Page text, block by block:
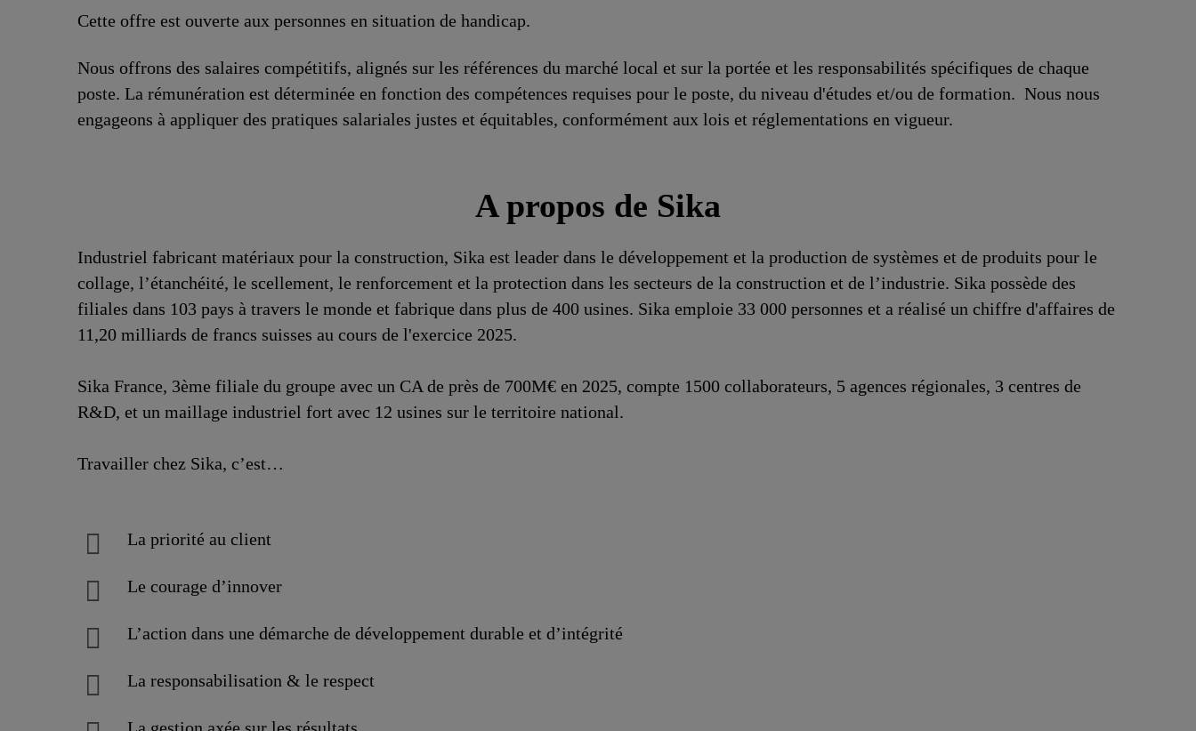
Cette offre est ouverte aux personnes en situation de handicap.
Nous offrons des salaires compétitifs, alignés sur les références du marché local et sur la portée et les responsabilités spécifiques de chaque
poste. La rémunération est déterminée en fonction des compétences requises pour le poste, du niveau d'études et/ou de formation. Nous nous
engageons à appliquer des pratiques salariales justes et équitables, conformément aux lois et réglementations en vigueur.
A propos de Sika
Industriel fabricant matériaux pour la construction, Sika est leader dans le développement et la production de systèmes et de produits pour le
collage, l’étanchéité, le scellement, le renforcement et la protection dans les secteurs de la construction et de l’industrie. Sika possède des
filiales dans 103 pays à travers le monde et fabrique dans plus de 400 usines. Sika emploie 33 000 personnes et a réalisé un chiffre d'affaires de
11,20 milliards de francs suisses au cours de l'exercice 2025.
Sika France, 3ème filiale du groupe avec un CA de près de 700M€ en 2025, compte 1500 collaborateurs, 5 agences régionales, 3 centres de
R&D, et un maillage industriel fort avec 12 usines sur le territoire national.
Travailler chez Sika, c’est…
La priorité au client
Le courage d’innover
L’action dans une démarche de développement durable et d’intégrité
La responsabilisation & le respect